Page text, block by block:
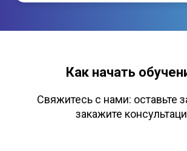
Как начать
Свяжитесь с нами: оставьте
закажите